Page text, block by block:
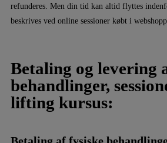
refunderes. Men din tid kan altid flyttes
beskrives ved online sessioner købt i
Betaling og levering
behandlinger,
lifting kursus: